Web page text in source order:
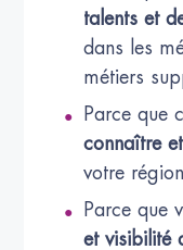
talents et
dans les
métiers
Parce que
connaître
votre
Parce que
et visibilité